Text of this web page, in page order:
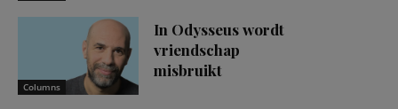
Columns
In Odysseus wordt
vriendschap
misbruikt